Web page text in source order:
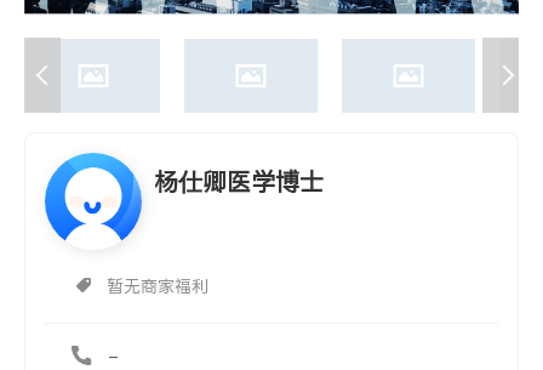
杨仕卿医学博士
暂无商家福利
-